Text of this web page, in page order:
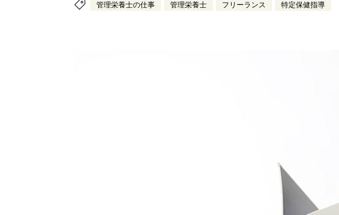
管理栄養士の仕事 管理栄養士 フリーランス 特定保健指導